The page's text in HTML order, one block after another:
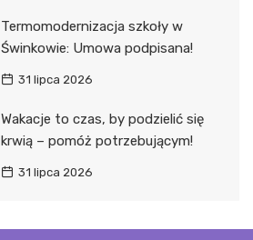
Termomodernizacja szkoły w
Świnkowie: Umowa podpisana!
31 lipca 2026
Wakacje to czas, by podzielić się
krwią – pomóż potrzebującym!
31 lipca 2026